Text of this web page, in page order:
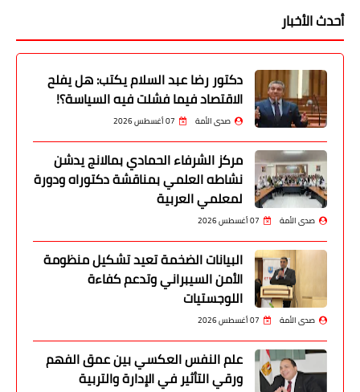
أحدث الأخبار
دكتور رضا عبد السلام يكتب: هل يفلح
الاقتصاد فيما فشلت فيه السياسة؟!
صدى الأمة 07 أغسطس 2026
مركز الشرفاء الحمادي بمالانج يدشن
نشاطه العلمي بمناقشة دكتوراه ودورة
لمعلمي العربية
صدى الأمة 07 أغسطس 2026
البيانات الضخمة تعيد تشكيل منظومة
الأمن السيبراني وتدعم كفاءة
اللوجستيات
صدى الأمة 07 أغسطس 2026
علم النفس العكسي بين عمق الفهم
ورقي التأثير في الإدارة والتربية